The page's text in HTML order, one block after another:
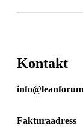
Kontakt
Fakturaadress